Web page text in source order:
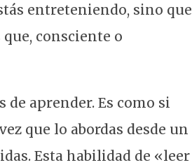
entreteniendo, sino que
consciente o
aprender. Es como si
que lo abordas desde un
Esta habilidad de «leer